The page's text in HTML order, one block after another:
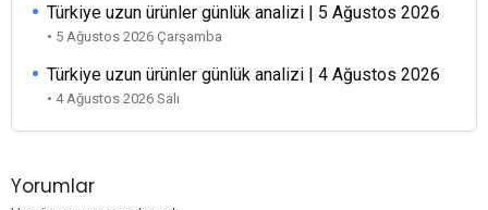
Türkiye uzun ürünler günlük analizi | 5 Ağustos 2026
• 5 Ağustos 2026 Çarşamba
Türkiye uzun ürünler günlük analizi | 4 Ağustos 2026
• 4 Ağustos 2026 Salı
Yorumlar